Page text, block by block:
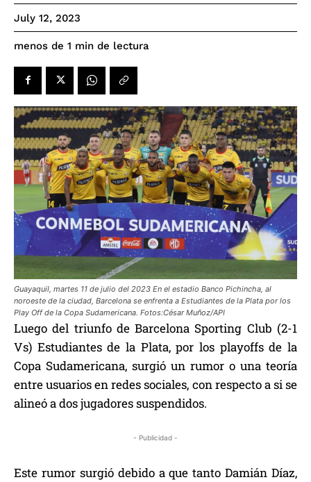
July 12, 2023
menos de 1 min de lectura
Guayaquil, martes 11 de julio del 2023 En el estadio Banco Pichincha, al
noroeste de la ciudad, Barcelona se enfrenta a Estudiantes de la Plata por los
Play Off de la Copa Sudamericana. Fotos:César Muñoz/API
Luego del triunfo de Barcelona Sporting Club (2-1
Vs) Estudiantes de la Plata, por los playoffs de la
Copa Sudamericana, surgió un rumor o una teoría
entre usuarios en redes sociales, con respecto a si se
alineó a dos jugadores suspendidos.
- Publicidad -
Este rumor surgió debido a que tanto Damián Díaz,